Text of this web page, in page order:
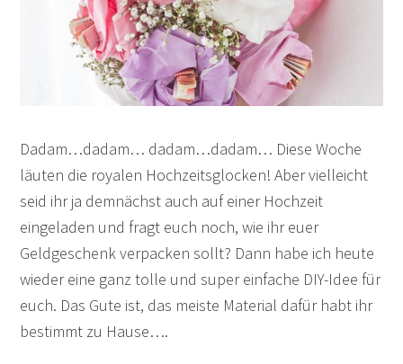
Dadam…dadam… dadam…dadam… Diese Woche
läuten die royalen Hochzeitsglocken! Aber vielleicht
seid ihr ja demnächst auch auf einer Hochzeit
eingeladen und fragt euch noch, wie ihr euer
Geldgeschenk verpacken sollt? Dann habe ich heute
wieder eine ganz tolle und super einfache DIY-Idee für
euch. Das Gute ist, das meiste Material dafür habt ihr
bestimmt zu Hause….